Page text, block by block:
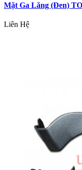
Mặt Ga Lăng (Đen)
Liên Hệ